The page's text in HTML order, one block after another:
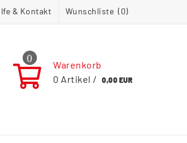
& Kontakt Wunschliste (0)
0
Warenkorb
0 Artikel / 0,00 EUR